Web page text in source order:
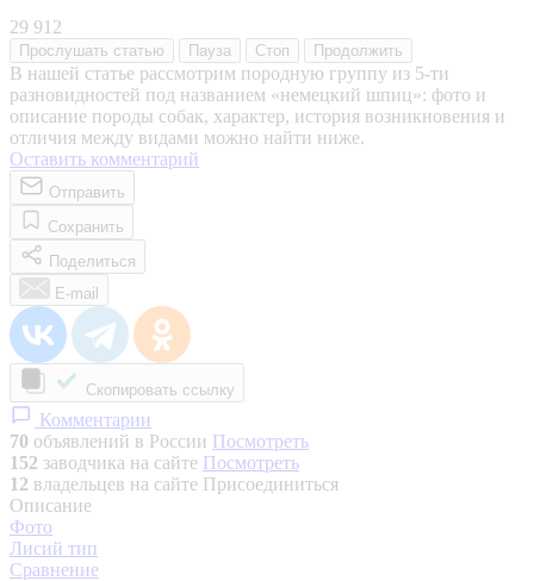
29 912
Прослушать статью Пауза Стоп Продолжить
В нашей статье рассмотрим породную группу из 5-ти
разновидностей под названием «немецкий шпиц»: фото и
описание породы собак, характер, история возникновения и
отличия между видами можно найти ниже.
Оставить комментарий
Отправить
Сохранить
Поделиться
E-mail
Скопировать ссылку
Комментарии
70 объявлений в России Посмотреть
152 заводчика на сайте Посмотреть
12 владельцев на сайте Присоединиться
Описание
Фото
Лисий тип
Сравнение